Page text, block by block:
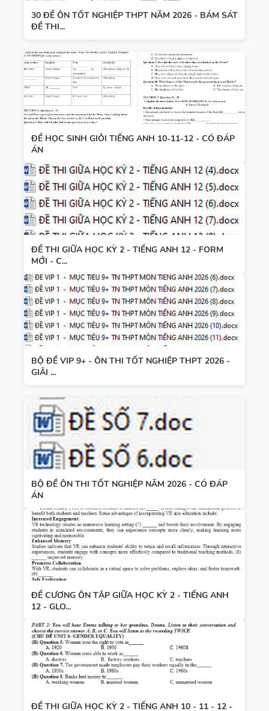
30 ĐỀ ÔN TỐT NGHIỆP THPT NĂM 2026 - BÁM SÁT
ĐỀ THI...
ĐỀ HỌC SINH GIỎI TIẾNG ANH 10-11-12 - CÓ ĐÁP
ÁN
ĐỀ THI GIỮA HỌC KỲ 2 - TIẾNG ANH 12 - FORM
MỚI - C...
BỘ ĐỀ VIP 9+ - ÔN THI TỐT NGHIỆP THPT 2026 -
GIẢI ...
BỘ ĐỀ ÔN THI TỐT NGHIỆP NĂM 2026 - CÓ ĐÁP
ÁN
ĐỀ CƯƠNG ÔN TẬP GIỮA HỌC KỲ 2 - TIẾNG ANH
12 - GLO...
ĐỀ THI GIỮA HỌC KỲ 2 - TIẾNG ANH 10 - 11 - 12 -